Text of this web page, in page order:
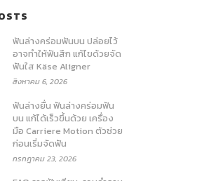
ฟันล่างคร่อมฟันบน ปล่อยไว้
อาจทำให้ฟันสึก แก้ไขด้วยจัด
ฟันใส Käse Aligner
สิงหาคม 6, 2026
ฟันล่างยื่น ฟันล่างคร่อมฟัน
บน แก้ได้เร็วขึ้นด้วย เครื่อง
มือ Carriere Motion ตัวช่วย
ก่อนเริ่มจัดฟัน
กรกฎาคม 23, 2026